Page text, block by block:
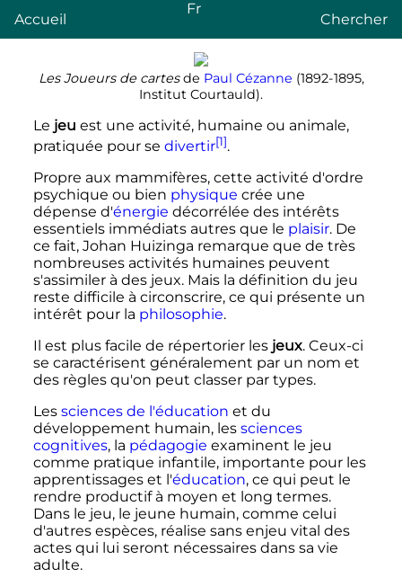
Accueil
Fr
Chercher
Les Joueurs de cartesde Paul Cézanne (1892-1895,
Institut Courtauld).
Le jeu est une activité, humaine ou animale,
pratiquée pour se divertir[1].
Propre aux mammifères, cette activité d'ordre
psychique ou bien physique crée une
dépense d'énergie décorrélée des intérêts
essentiels immédiats autres que le plaisir. De
ce fait, Johan Huizinga remarque que de très
nombreuses activités humaines peuvent
s'assimiler à des jeux. Mais la définition du jeu
reste difficile à circonscrire, ce qui présente un
intérêt pour la philosophie.
Il est plus facile de répertorier les jeux. Ceux-ci
se caractérisent généralement par un nom et
des règles qu'on peut classer par types.
Les sciences de l'éducation et du
développement humain, les sciences
cognitives, la pédagogie examinent le jeu
comme pratique infantile, importante pour les
apprentissages et l'éducation, ce qui peut le
rendre productif à moyen et long termes.
Dans le jeu, le jeune humain, comme celui
d'autres espèces, réalise sans enjeu vital des
actes qui lui seront nécessaires dans sa vie
adulte.